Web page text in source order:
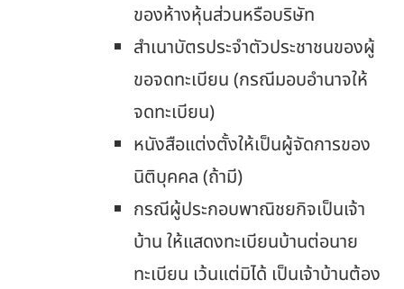
ของห้างหุ้นส่วนหรือบริษัท
สำเนาบัตรประจำตัวประชาชนของผู้
ขอจดทะเบียน (กรณีมอบอำนาจให้
จดทะเบียน)
หนังสือแต่งตั้งให้เป็นผู้จัดการของ
นิติบุคคล (ถ้ามี)
กรณีผู้ประกอบพาณิชยกิจเป็นเจ้า
บ้าน ให้แสดงทะเบียนบ้านต่อนาย
ทะเบียน เว้นแต่มิได้ เป็นเจ้าบ้านต้อง